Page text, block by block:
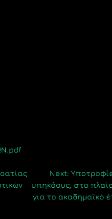
Next:
υπηκόους, στο
για το ακαδημαϊκό